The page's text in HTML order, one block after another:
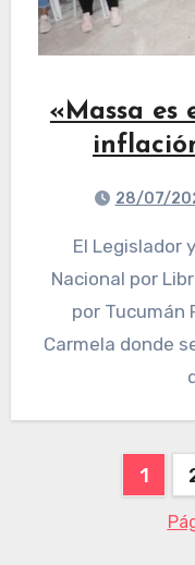
«Massa es
28/07/
El Legislador y precandidato a Diputado
Nacional por
por Tucumán
Carmela donde
1